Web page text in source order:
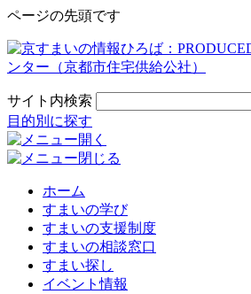
ページの先頭です
サイト内検索
目的別に探す
ホーム
すまいの学び
すまいの支援制度
すまいの相談窓口
すまい探し
イベント情報